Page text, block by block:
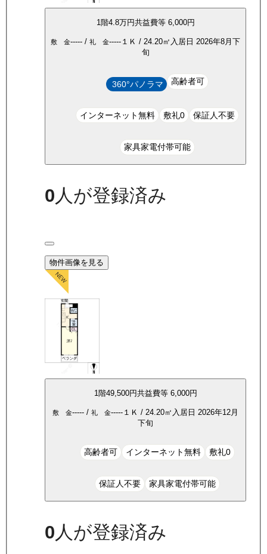
1階4.8万円共益費等 6,000円
敷 金----- / 礼 金----- １Ｋ / 24.20㎡ 入居日 2026年8月下
旬
360°パノラマ 高齢者可
インターネット無料 敷礼0 保証人不要
家具家電付帯可能
0 人が登録済み
物件画像を見る
1階49,500円共益費等 6,000円
敷 金----- / 礼 金----- １Ｋ / 24.20㎡ 入居日 2026年12月
下旬
高齢者可 インターネット無料 敷礼0
保証人不要 家具家電付帯可能
0人が登録済み